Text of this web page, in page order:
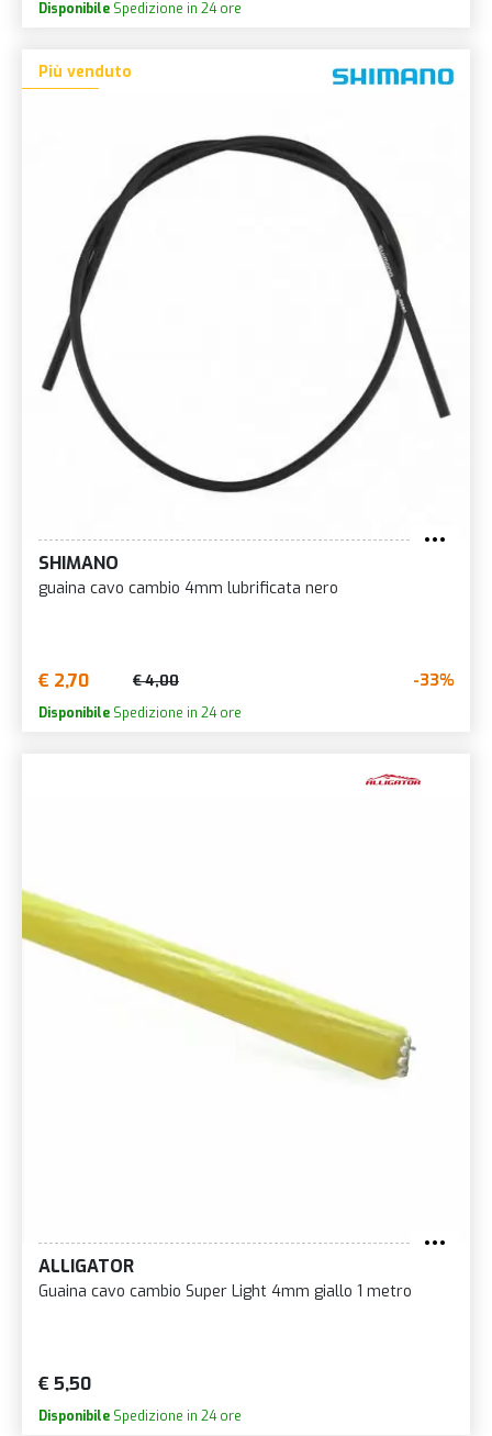
Disponibile Spedizione in 24 ore
Più venduto
SHIMANO
guaina cavo cambio 4mm lubrificata nero
€ 2,70 € 4,00 -33%
Disponibile Spedizione in 24 ore
ALLIGATOR
Guaina cavo cambio Super Light 4mm giallo 1 metro
€ 5,50
Disponibile Spedizione in 24 ore